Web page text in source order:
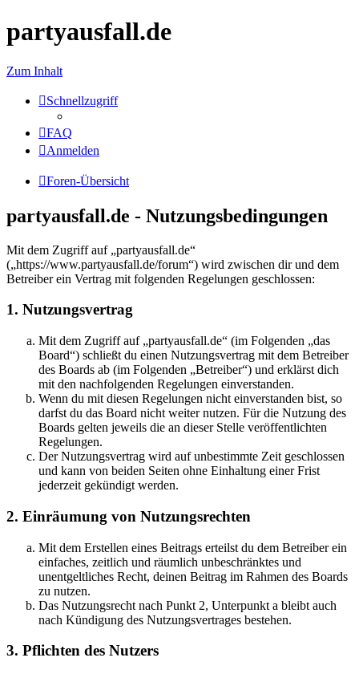
partyausfall.de
Zum Inhalt
Schnellzugriff
FAQ
Anmelden
Foren-Übersicht
partyausfall.de - Nutzungsbedingungen
Mit dem Zugriff auf „partyausfall.de“
(„https://www.partyausfall.de/forum“) wird zwischen dir und dem
Betreiber ein Vertrag mit folgenden Regelungen geschlossen:
1. Nutzungsvertrag
Mit dem Zugriff auf „partyausfall.de“ (im Folgenden „das
Board“) schließt du einen Nutzungsvertrag mit dem Betreiber
des Boards ab (im Folgenden „Betreiber“) und erklärst dich
mit den nachfolgenden Regelungen einverstanden.
Wenn du mit diesen Regelungen nicht einverstanden bist, so
darfst du das Board nicht weiter nutzen. Für die Nutzung des
Boards gelten jeweils die an dieser Stelle veröffentlichten
Regelungen.
Der Nutzungsvertrag wird auf unbestimmte Zeit geschlossen
und kann von beiden Seiten ohne Einhaltung einer Frist
jederzeit gekündigt werden.
2. Einräumung von Nutzungsrechten
Mit dem Erstellen eines Beitrags erteilst du dem Betreiber ein
einfaches, zeitlich und räumlich unbeschränktes und
unentgeltliches Recht, deinen Beitrag im Rahmen des Boards
zu nutzen.
Das Nutzungsrecht nach Punkt 2, Unterpunkt a bleibt auch
nach Kündigung des Nutzungsvertrages bestehen.
3. Pflichten des Nutzers